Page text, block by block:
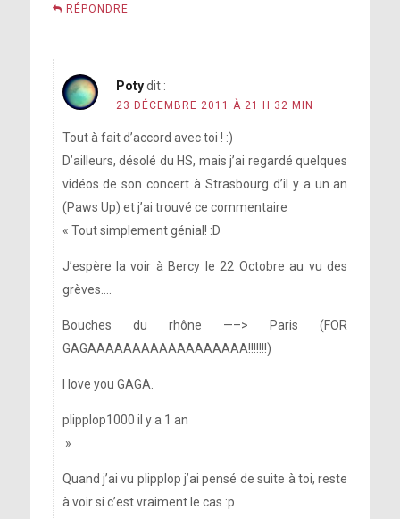
RÉPONDRE
Poty dit :
23 DÉCEMBRE 2011 À 21 H 32 MIN
Tout à fait d’accord avec toi ! :)
D’ailleurs, désolé du HS, mais j’ai regardé quelques
vidéos de son concert à Strasbourg d’il y a un an
(Paws Up) et j’ai trouvé ce commentaire
« Tout simplement génial! :D
J’espère la voir à Bercy le 22 Octobre au vu des
grèves….
Bouches du rhône —–> Paris (FOR
GAGAAAAAAAAAAAAAAAAAA!!!!!!!)
I love you GAGA.
plipplop1000 il y a 1 an
»
Quand j’ai vu plipplop j’ai pensé de suite à toi, reste
à voir si c’est vraiment le cas :p